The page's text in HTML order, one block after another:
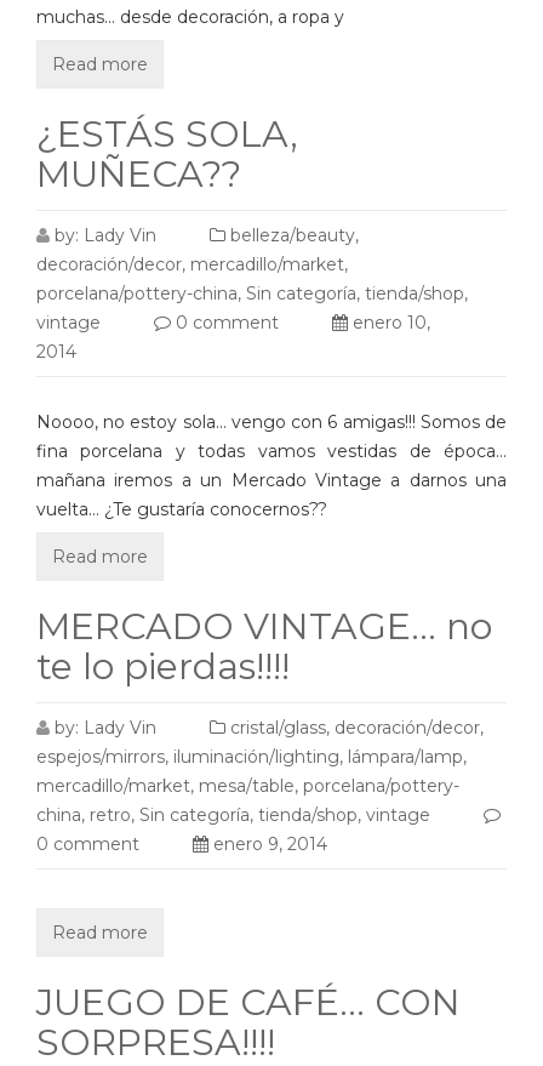
muchas… desde decoración, a ropa y
Read more
¿ESTÁS SOLA,
MUÑECA??
by: Lady Vin belleza/beauty,
decoración/decor, mercadillo/market,
porcelana/pottery-china, Sin categoría, tienda/shop,
vintage
0 comment
enero 10,
2014
Noooo, no estoy sola… vengo con 6 amigas!!! Somos de
fina porcelana y todas vamos vestidas de época…
mañana iremos a un Mercado Vintage a darnos una
vuelta… ¿Te gustaría conocernos??
Read more
MERCADO VINTAGE… no
te lo pierdas!!!!
by: Lady Vin cristal/glass, decoración/decor,
espejos/mirrors, iluminación/lighting, lámpara/lamp,
mercadillo/market, mesa/table, porcelana/pottery-
china, retro, Sin categoría, tienda/shop, vintage
0 comment
enero 9, 2014
Read more
JUEGO DE CAFÉ… CON
SORPRESA!!!!